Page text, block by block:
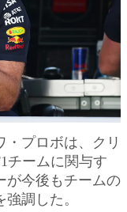
・プロボは、クリ
チームに関与す
が今後もチームの
調した。